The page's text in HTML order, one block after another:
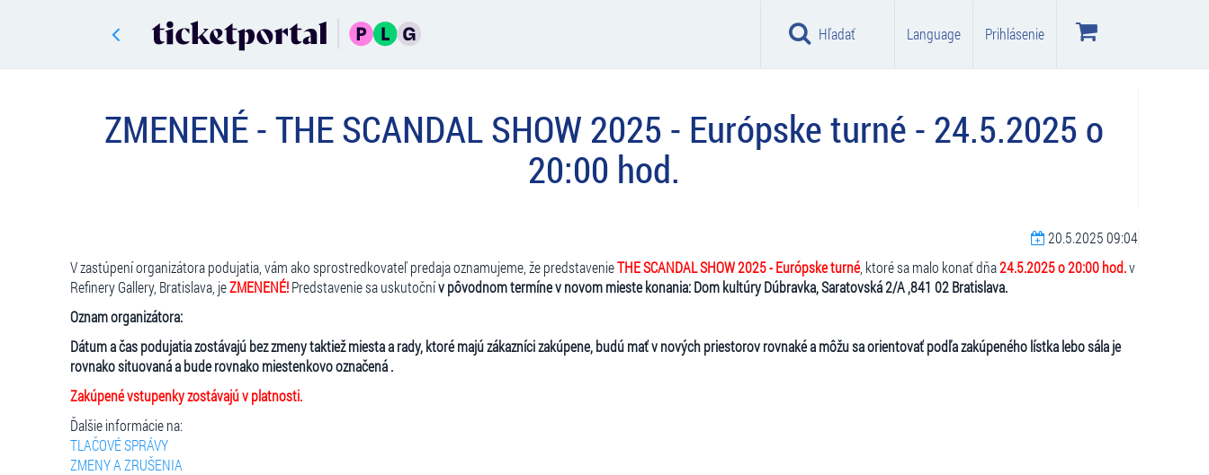
Hľadať Language Prihlásenie
ZMENENÉ - THE SCANDAL SHOW 2025 - Európske turné - 24.5.2025 o
20:00 hod.
20.5.2025 09:04
V zastúpení organizátora podujatia, vám ako sprostredkovateľ predaja oznamujeme, že predstavenieTHE SCANDAL SHOW 2025 - Európske turné, ktoré sa malo konať dňa24.5.2025 o 20:00 hod.v
Refinery Gallery, Bratislava, jeZMENENÉ!Predstavenie sa uskutočnív pôvodnom termíne v novom mieste konania: Dom kultúry Dúbravka, Saratovská 2/A ,841 02 Bratislava.
Oznam organizátora:
Dátum a čas podujatia zostávajú bez zmeny taktiež miesta a rady, ktoré majú zákazníci zakúpene, budú mať v nových priestorov rovnaké a môžu sa orientovať podľa zakúpeného lístka lebo sála je
rovnako situovaná a bude rovnako miestenkovo označená .
Zakúpené vstupenky zostávajú v platnosti.
Ďalšie informácie na:
TLAČOVÉ SPRÁVY
ZMENY A ZRUŠENIA